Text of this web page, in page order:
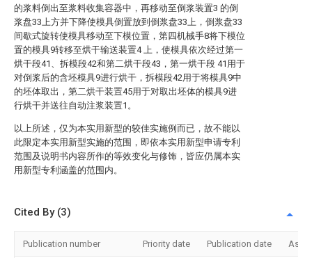
的浆料倒出至浆料收集容器中，再移动至倒浆装置3 的倒
浆盘33上方并下降使模具倒置放到倒浆盘33上，倒浆盘33
间歇式旋转使模具移动至下模位置，第四机械手8将下模位
置的模具9转移至烘干输送装置4 上，使模具依次经过第一
烘干段41、拆模段42和第二烘干段43，第一烘干段 41用于
对倒浆后的含坯模具9进行烘干，拆模段42用于将模具9中
的坯体取出，第二烘干装置45用于对取出坯体的模具9进
行烘干并送往自动注浆装置1。
以上所述，仅为本实用新型的较佳实施例而已，故不能以
此限定本实用新型实施的范围，即依本实用新型申请专利
范围及说明书内容所作的等效变化与修饰，皆应仍属本实
用新型专利涵盖的范围内。
Cited By (3)
Publication number Priority date Publication date